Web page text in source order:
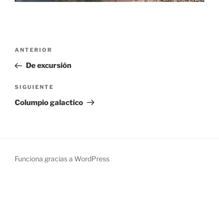
Navegación
entradas
Entrada
anterior:
ANTERIOR
De excursión
Siguiente
entrada
SIGUIENTE
Columpio galactico
Funciona gracias a WordPress